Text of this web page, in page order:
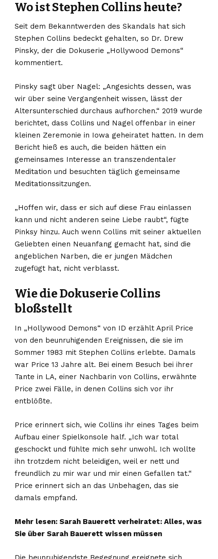
Wo ist Stephen Collins heute?
Seit dem Bekanntwerden des Skandals hat sich
Stephen Collins bedeckt gehalten, so Dr. Drew
Pinsky, der die Dokuserie „Hollywood Demons“
kommentiert.
Pinsky sagt über Nagel: „Angesichts dessen, was
wir über seine Vergangenheit wissen, lässt der
Altersunterschied durchaus aufhorchen.“ 2019 wurde
berichtet, dass Collins und Nagel offenbar in einer
kleinen Zeremonie in Iowa geheiratet hatten. In dem
Bericht hieß es auch, die beiden hätten ein
gemeinsames Interesse an transzendentaler
Meditation und besuchten täglich gemeinsame
Meditationssitzungen.
„Hoffen wir, dass er sich auf diese Frau einlassen
kann und nicht anderen seine Liebe raubt“, fügte
Pinksy hinzu. Auch wenn Collins mit seiner aktuellen
Geliebten einen Neuanfang gemacht hat, sind die
angeblichen Narben, die er jungen Mädchen
zugefügt hat, nicht verblasst.
Wie die Dokuserie Collins
bloßstellt
In „Hollywood Demons“ von ID erzählt April Price
von den beunruhigenden Ereignissen, die sie im
Sommer 1983 mit Stephen Collins erlebte. Damals
war Price 13 Jahre alt. Bei einem Besuch bei ihrer
Tante in LA, einer Nachbarin von Collins, erwähnte
Price zwei Fälle, in denen Collins sich vor ihr
entblößte.
Price erinnert sich, wie Collins ihr eines Tages beim
Aufbau einer Spielkonsole half. „Ich war total
geschockt und fühlte mich sehr unwohl. Ich wollte
ihn trotzdem nicht beleidigen, weil er nett und
freundlich zu mir war und mir einen Gefallen tat.“
Price erinnert sich an das Unbehagen, das sie
damals empfand.
Mehr lesen: Sarah Bauerett verheiratet: Alles, was
Sie über Sarah Bauerett wissen müssen